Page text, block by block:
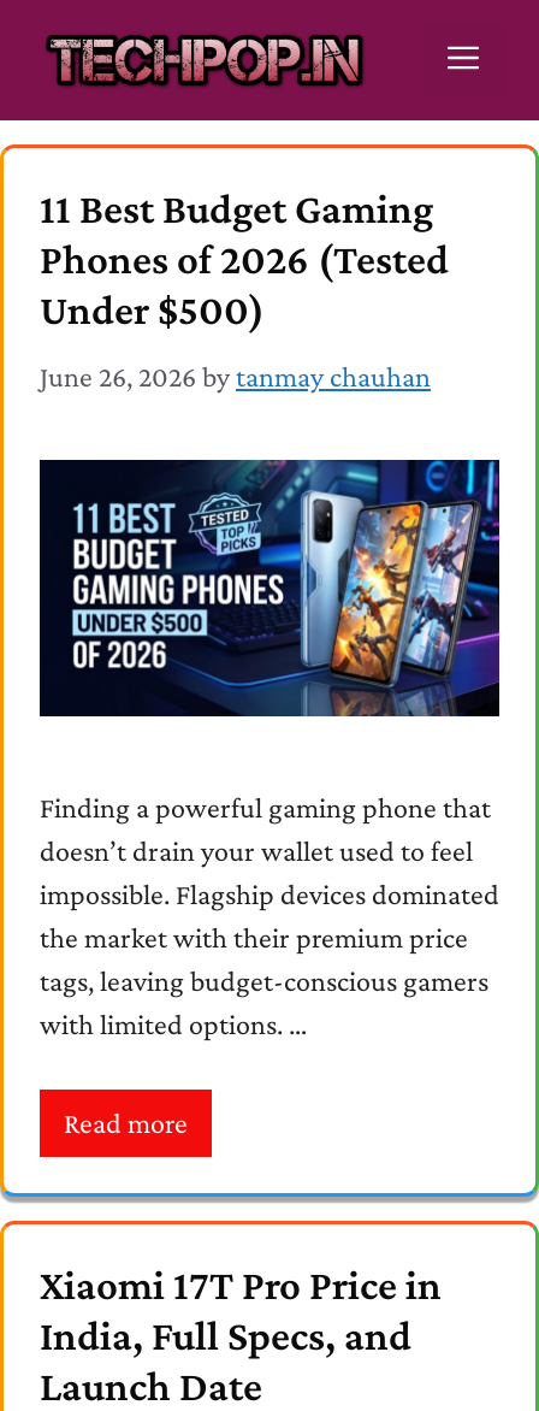
11 Best Budget Gaming
Phones of 2026 (Tested
Under $500)
June 26, 2026 bytanmay chauhan
Finding a powerful gaming phone that
doesn’t drain your wallet used to feel
impossible. Flagship devices dominated
the market with their premium price
tags, leaving budget-conscious gamers
with limited options. …
Read more
Xiaomi 17T Pro Price in
India, Full Specs, and
Launch Date